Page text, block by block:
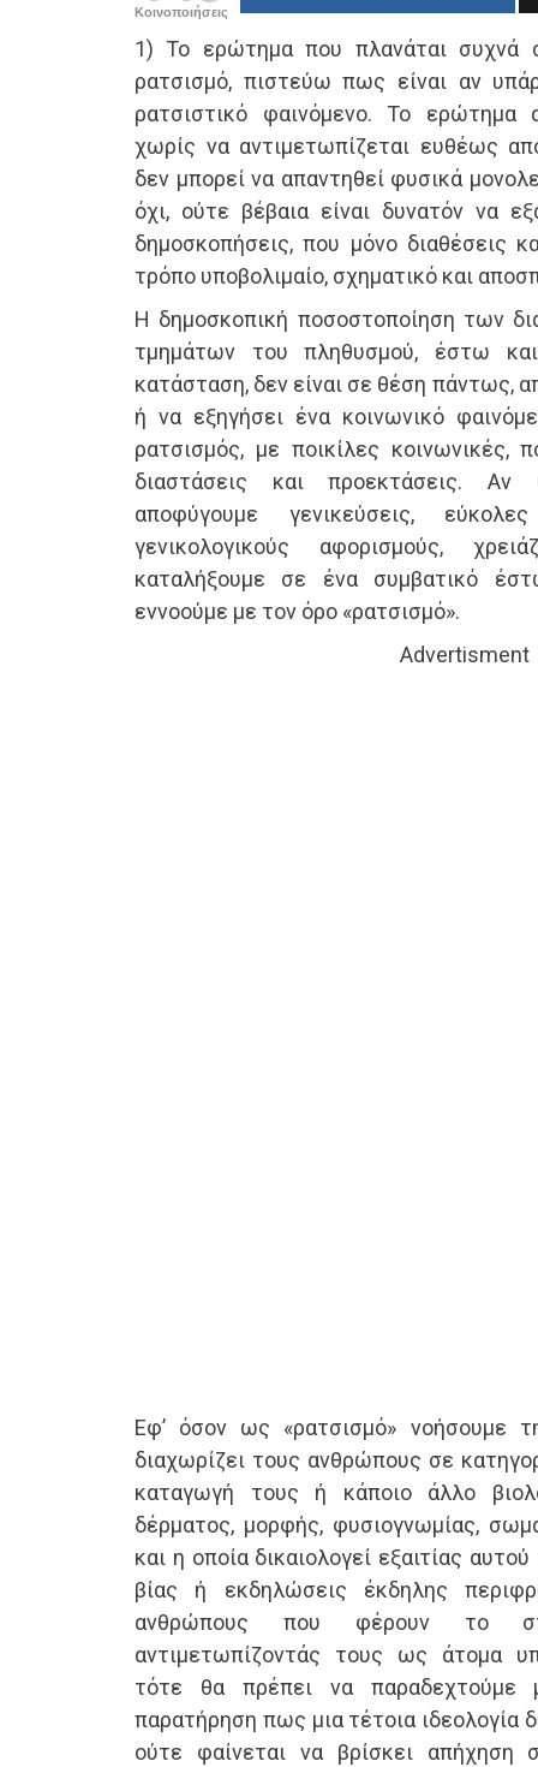
Κοινοποιήσεις
1) Το ερώτημα που πλανάται συχνά
ρατσισμό, πιστεύω πως είναι αν
ρατσιστικό φαινόμενο. Το ερώτημα
χωρίς να αντιμετωπίζεται ευθέως
δεν μπορεί να απαντηθεί φυσικά
όχι, ούτε βέβαια είναι δυνατόν να
δημοσκοπήσεις, που μόνο διαθέσεις
τρόπο υποβολιμαίο, σχηματικό και
Η δημοσκοπική ποσοστοποίηση των
τμημάτων του πληθυσμού, έστω και
κατάσταση, δεν είναι σε θέση πάντως,
ή να εξηγήσει ένα κοινωνικό
ρατσισμός, με ποικίλες κοινωνικές,
διαστάσεις και προεκτάσεις.
αποφύγουμε γενικεύσεις,
γενικολογικούς αφορισμούς,
καταλήξουμε σε ένα συμβατικό
εννοούμε με τον όρο «ρατσισμό».
Advertisment
Εφ’ όσον ως «ρατσισμό» νοήσουμε
διαχωρίζει τους ανθρώπους σε
καταγωγή τους ή κάποιο άλλο
δέρματος, μορφής, φυσιογνωμίας,
και η οποία δικαιολογεί εξαιτίας
βίας ή εκδηλώσεις έκδηλης
ανθρώπους που φέρουν το
αντιμετωπίζοντάς τους ως άτομα
τότε θα πρέπει να παραδεχτούμε
παρατήρηση πως μια τέτοια ιδεολογία
ούτε φαίνεται να βρίσκει